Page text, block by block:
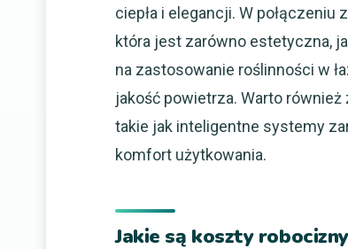
ciepła i elegancji. W
która jest zarówno estetyczna,
na zastosowanie roślinności w
jakość powietrza. Warto
takie jak inteligentne systemy
komfort użytkowania.
Jakie są koszty